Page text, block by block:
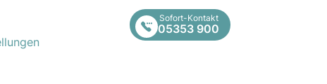
Sofort-Kontakt
05353 900